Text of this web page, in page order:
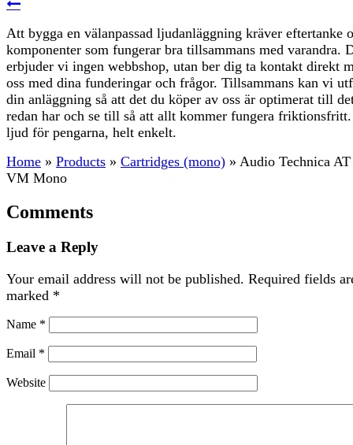
Att bygga en välanpassad ljudanläggning kräver eftertanke
komponenter som fungerar bra tillsammans med varandra.
erbjuder vi ingen webbshop, utan ber dig ta kontakt direkt
oss med dina funderingar och frågor. Tillsammans kan vi
din anläggning så att det du köper av oss är optimerat till
redan har och se till så att allt kommer fungera
ljud för pengarna, helt enkelt.
Home » Products » Cartridges (mono) » Audio Technica
VM Mono
Comments
Leave a Reply
Your email address will not be published. Required fields
marked *
Name *
Email *
Website